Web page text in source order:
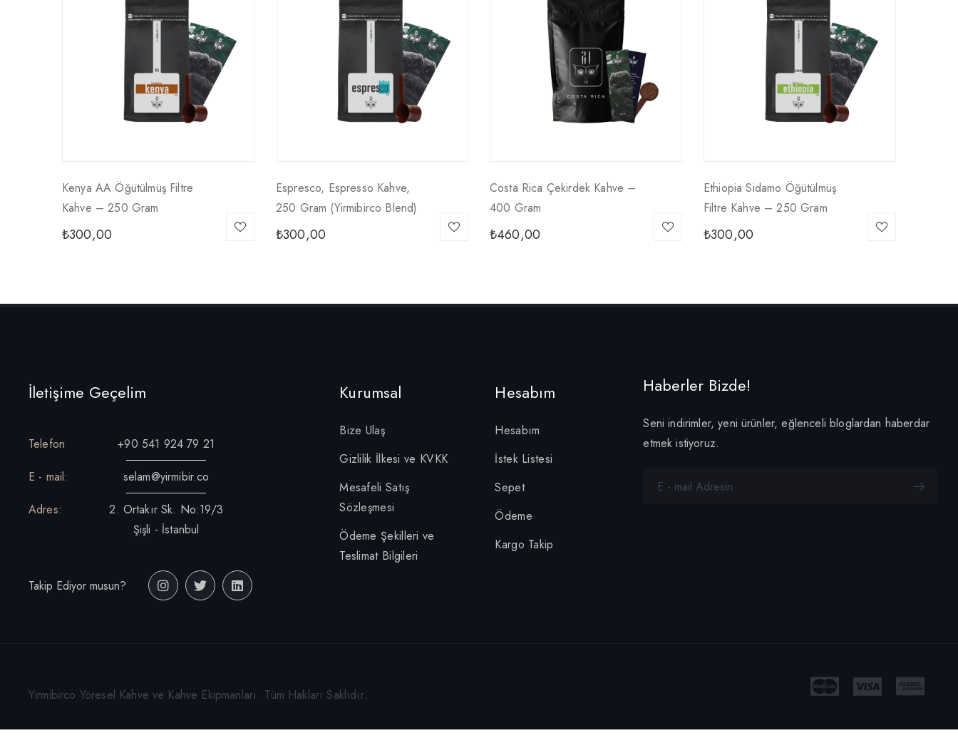
Kenya AA Öğütülmüş Filtre
Kahve – 250 Gram
₺300,00
Espresco, Espresso Kahve,
250 Gram (yirmibirco Blend)
₺300,00
Costa Rica Çekirdek Kahve –
400 Gram
₺460,00
Ethiopia Sidamo Öğütülmüş
Filtre Kahve – 250 Gram
₺300,00
İletişime Geçelim
Telefon
+90 541 924 79 21
E - mail:
selam@yirmibir.co
Adres:
2. Ortakır Sk. No:19/3
Şişli - İstanbul
Takip Ediyor musun?
Kurumsal
Bize Ulaş
Gizlilik İlkesi ve KVKK
Mesafeli Satış
Sözleşmesi
Ödeme Şekilleri ve
Teslimat Bilgileri
Hesabım
Hesabım
İstek Listesi
Sepet
Ödeme
Kargo Takip
Haberler Bizde!
Seni indirimler, yeni ürünler, eğlenceli bloglardan haberdar
etmek istiyoruz.
Yirmibirco Yöresel Kahve ve Kahve Ekipmanları. Tüm Hakları Saklıdır.